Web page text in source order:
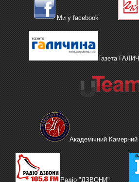
Ми у facebook
Газета
Академічний
Радіо "ДЗВОНИ"